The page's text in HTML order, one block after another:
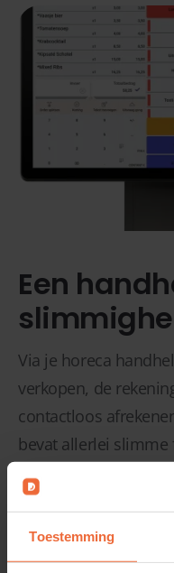
Toestemming
Een
Via je horeca
verkopen, de
contactloos
bevat allerlei
medewerkers
functionaliteiten
te tikken, drukken of
kolommen wijzig je